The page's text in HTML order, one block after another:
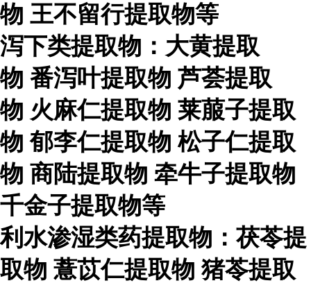
物 王不留行提取物等
泻下类提取物：大黄提取
物 番泻叶提取物 芦荟提取
物 火麻仁提取物 莱菔子提取
物 郁李仁提取物 松子仁提取
物 商陆提取物 牵牛子提取物
千金子提取物等
利水渗湿类药提取物：茯苓提
取物 薏苡仁提取物 猪苓提取